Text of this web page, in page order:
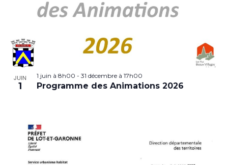
JUIN
1
1 juin à 8h00 - 31 décembre à 17h00
Programme des Animations 2026